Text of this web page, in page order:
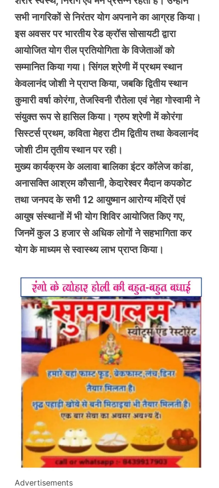
सभी नागरिकों से निरंतर योग अपनाने का आग्रह किया।
इस अवसर पर भारतीय रेड क्रॉस सोसायटी द्वारा
आयोजित योग रील प्रतियोगिता के विजेताओं को
सम्मानित किया गया। सिंगल श्रेणी में प्रथम स्थान
केवलानंद जोशी ने प्राप्त किया, जबकि द्वितीय स्थान
कुमारी वर्षा कोरंगा, तेजस्विनी रौतेला एवं नेहा गोस्वामी ने
संयुक्त रूप से हासिल किया। ग्रुप श्रेणी में कोरंगा
सिस्टर्स प्रथम, कविता मेहरा टीम द्वितीय तथा केवलानंद
जोशी टीम तृतीय स्थान पर रही।
मुख्य कार्यक्रम के अलावा बालिका इंटर कॉलेज कांडा,
अनासक्ति आश्रम कौसानी, केदारेश्वर मैदान कपकोट
तथा जनपद के सभी 12 आयुष्मान आरोग्य मंदिरों एवं
आयुष संस्थानों में भी योग शिविर आयोजित किए गए,
जिनमें कुल 3 हजार से अधिक लोगों ने सहभागिता कर
योग के माध्यम से स्वास्थ्य लाभ प्राप्त किया।
Advertisements